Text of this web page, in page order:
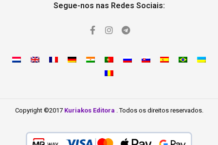
Segue-nos nas Redes Sociais:
Copyright ©2017 Kuriakos Editora . Todos os direitos reservados.